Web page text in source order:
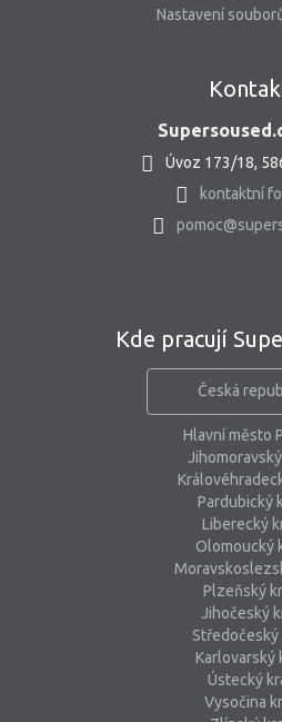
Nastavení
Úvoz 173/18,
kontaktní
Kde pracují
Česká
Hlavní město
Pardubický
Liberecký
Olomoucký
Plzeňský
Jihočeský
Středočeský
Karlovarský
Ústecký
Vysočina